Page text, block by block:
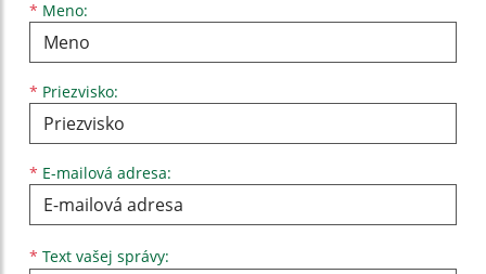
* Meno:
Meno
* Priezvisko:
Priezvisko
* E-mailová adresa:
E-mailová adresa
* Text vašej správy: